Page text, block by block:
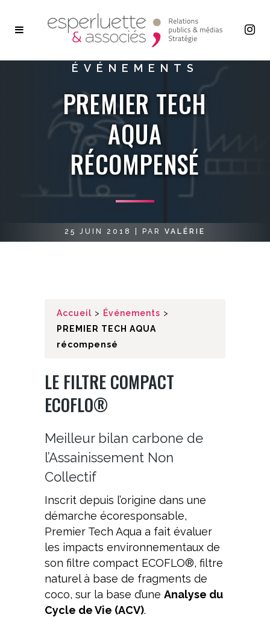
ÉVÉNEMENTS
PREMIER TECH
AQUA
RÉCOMPENSÉ
25 JUIN 2018 PAR VALÉRIE
Accueil > Événements >
PREMIER TECH AQUA
récompensé
LE FILTRE COMPACT
ECOFLO®
Meilleur bilan carbone de
l’Assainissement Non
Collectif
Inscrit depuis l’origine dans une
démarche écoresponsable,
Premier Tech Aqua a fait évaluer
les impacts environnementaux de
son filtre compact ECOFLO®, filtre
naturel à base de fragments de
coco, sur la base d’une Analyse du
Cycle de Vie (ACV).